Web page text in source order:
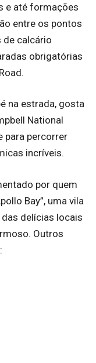
e até formações
entre os pontos
de calcário
obrigatórias
na estrada, gosta
National
para percorrer
incríveis.
por quem
Bay”, uma vila
delícias locais
Outros